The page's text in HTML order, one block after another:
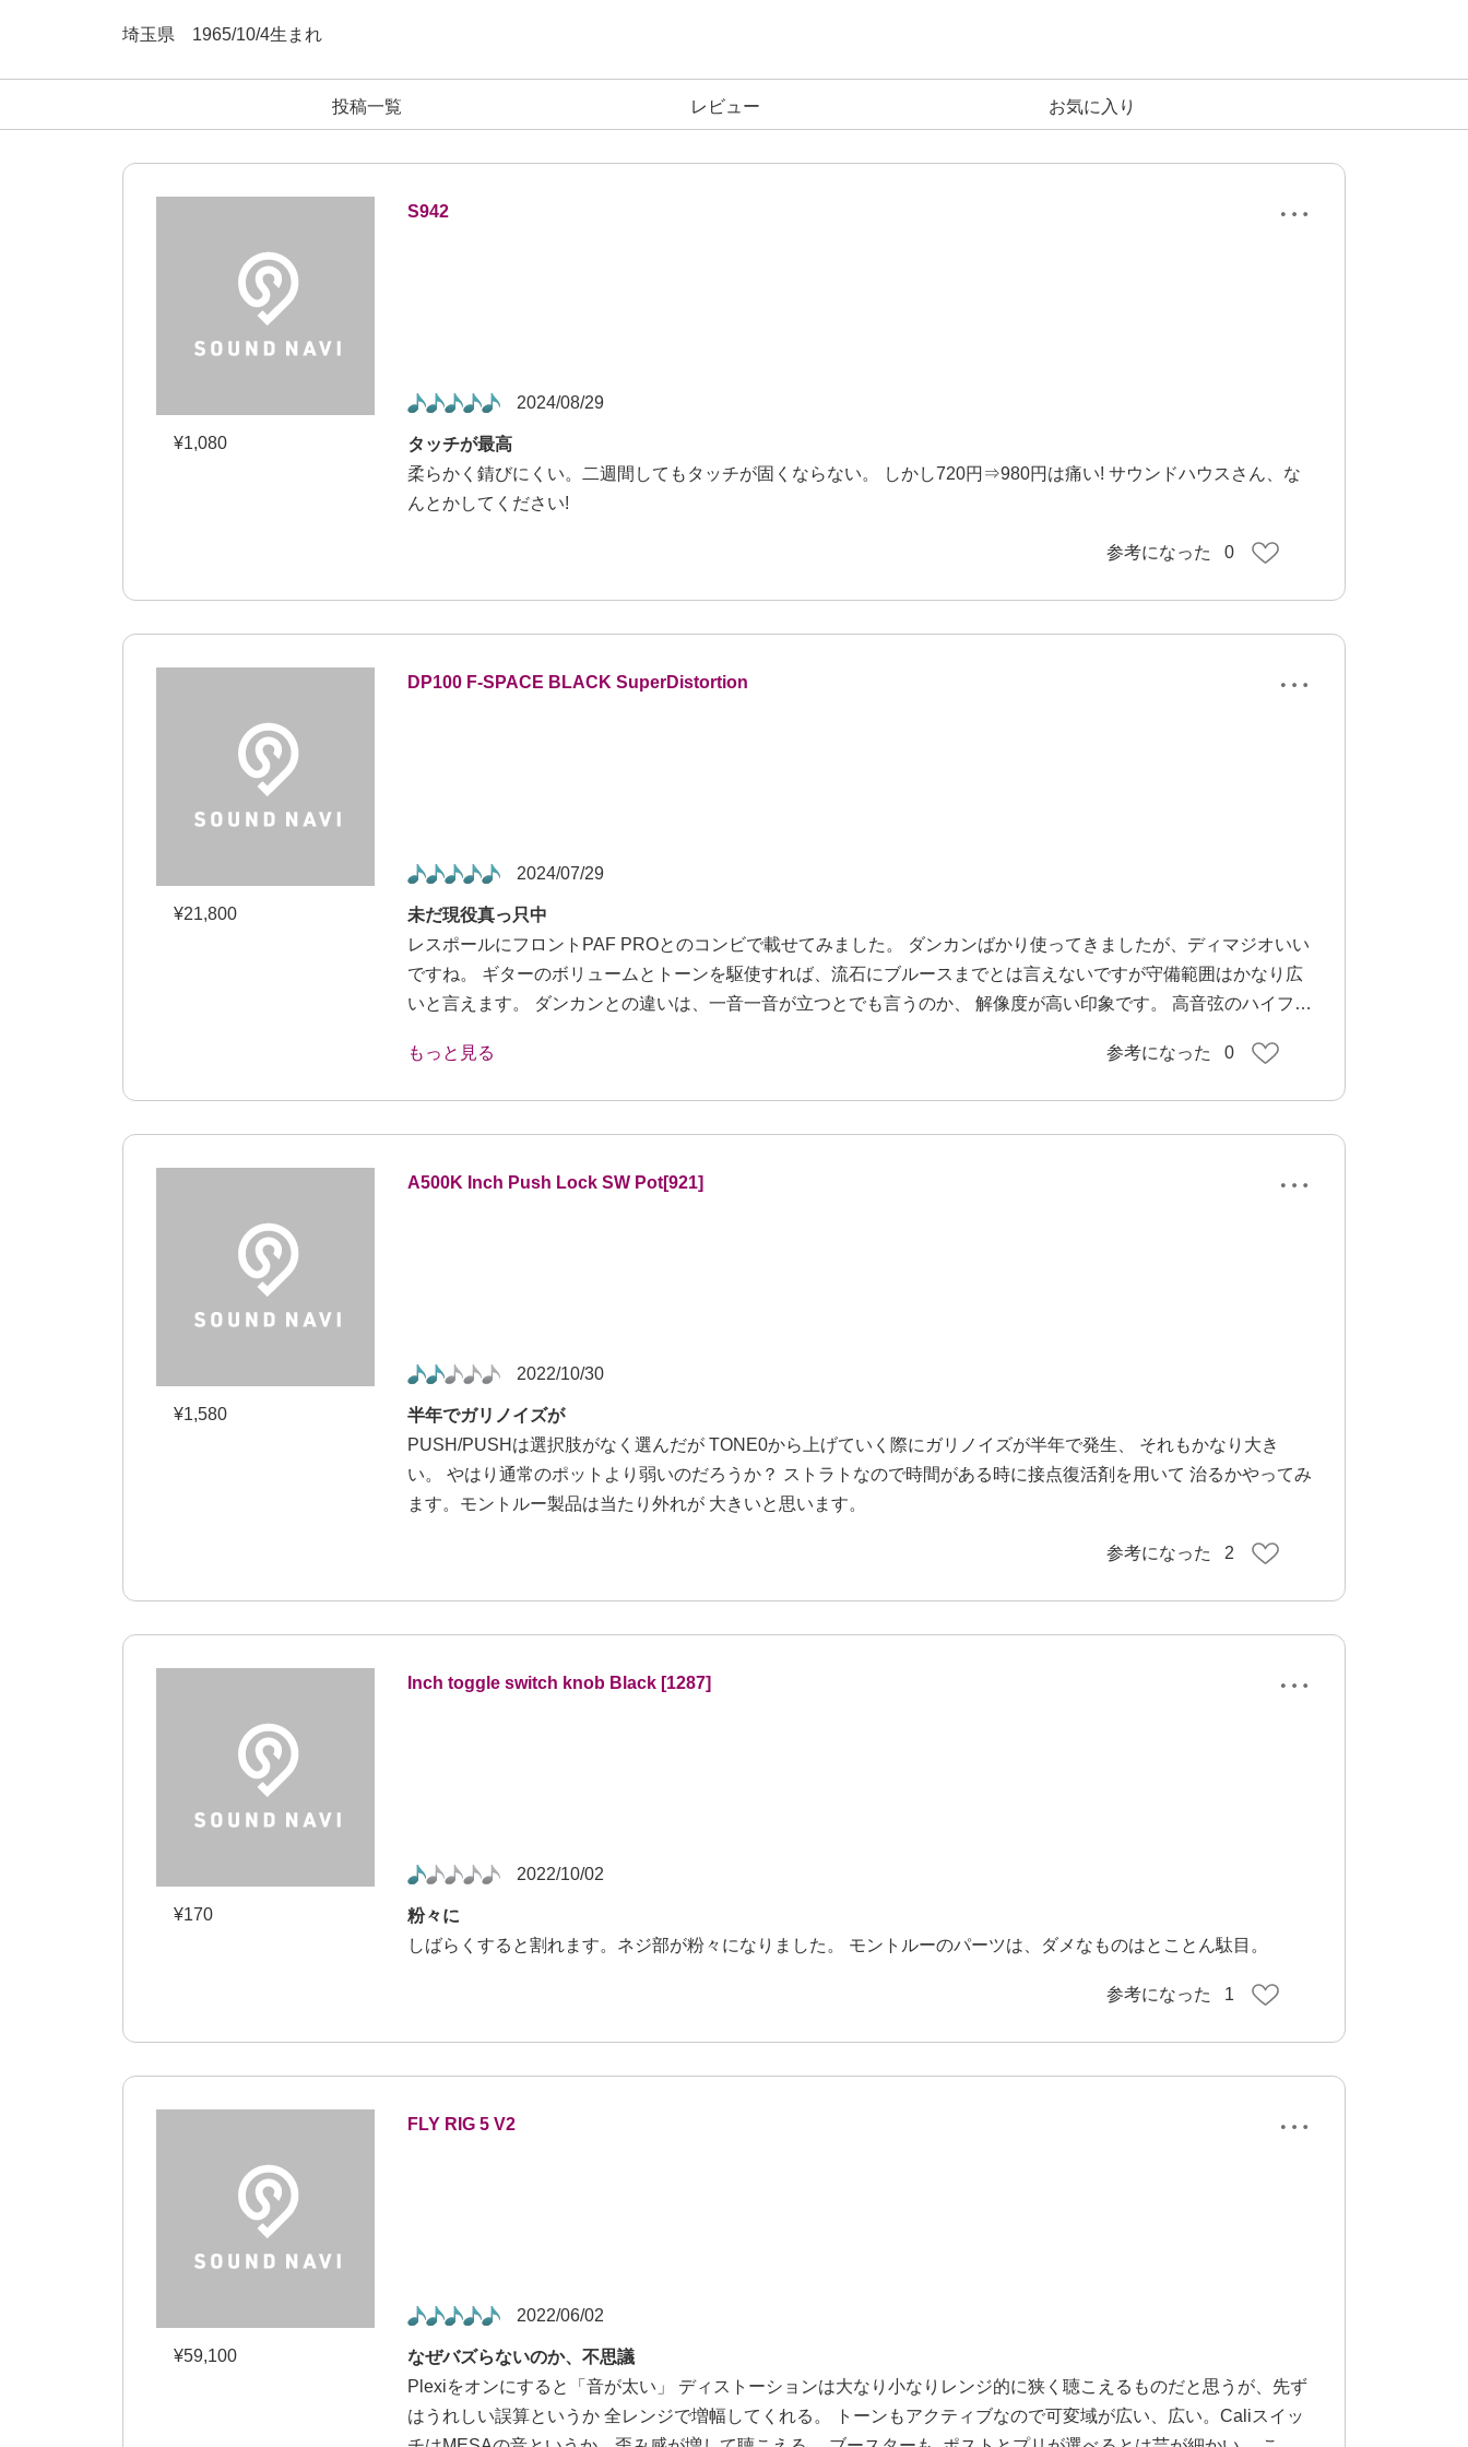
埼玉県 1965/10/4生まれ
投稿一覧 レビュー お気に入り
S942
2024/08/29
¥1,080
タッチが最高
柔らかく錆びにくい。二週間してもタッチが固くならない。 しかし720円⇒980円は痛い! サウンドハウスさん、な
んとかしてください!
参考になった 0
DP100 F-SPACE BLACK SuperDistortion
2024/07/29
¥21,800
未だ現役真っ只中
レスポールにフロントPAF PROとのコンビで載せてみました。 ダンカンばかり使ってきましたが、ディマジオいい
ですね。 ギターのボリュームとトーンを駆使すれば、流石にブルースまでとは言えないですが守備範囲はかなり広
いと言えます。 ダンカンとの違いは、一音一音が立つとでも言うのか、 解像度が高い印象です。 高音弦のハイフレ
ンカンの方が歪み、音量もあります。 が、倍音がしつこく喧しく聴こえました。 ディマジオは整理された倍音です
参考になった 0
A500K Inch Push Lock SW Pot[921]
2022/10/30
¥1,580
半年でガリノイズが
PUSH/PUSHは選択肢がなく選んだが TONE0から上げていく際にガリノイズが半年で発生、 それもかなり大き
い。 やはり通常のポットより弱いのだろうか？ ストラトなので時間がある時に接点復活剤を用いて 治るかやってみ
ます。モントルー製品は当たり外れが 大きいと思います。
参考になった 2
Inch toggle switch knob Black [1287]
2022/10/02
¥170
粉々に
しばらくすると割れます。ネジ部が粉々になりました。 モントルーのパーツは、ダメなものはとことん駄目。
参考になった 1
FLY RIG 5 V2
2022/06/02
¥59,100
なぜバズらないのか、不思議
Plexiをオンにすると「音が太い」 ディストーションは大なり小なりレンジ的に狭く聴こえるものだと思うが、先ず
はうれしい誤算というか 全レンジで増幅してくれる。 トーンもアクティブなので可変域が広い、広い。Caliスイッ